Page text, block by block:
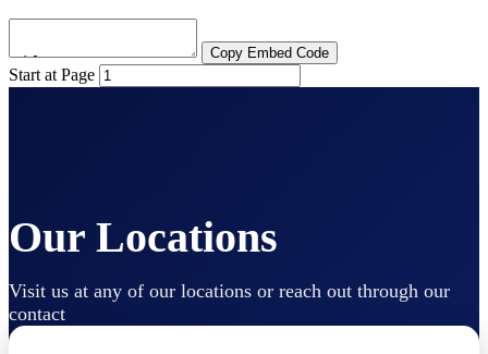
Copy Embed Code
Start at Page
Our Locations
Visit us at any of our locations or reach out through our
contact